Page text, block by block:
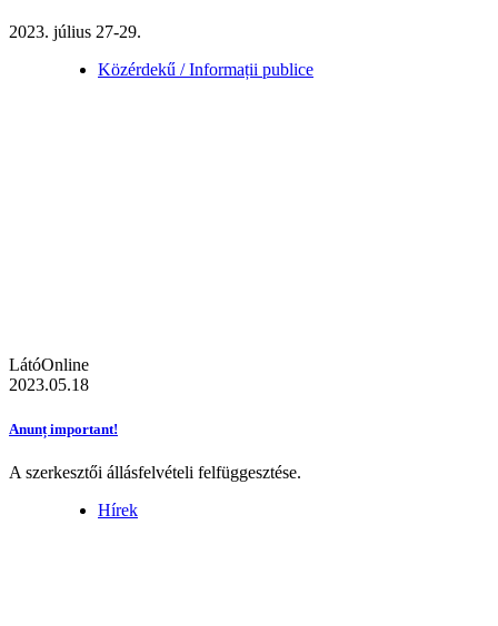
2023. július 27-29.
Közérdekű / Informații publice
LátóOnline
2023.05.18
Anunț important!
A szerkesztői állásfelvételi felfüggesztése.
Hírek